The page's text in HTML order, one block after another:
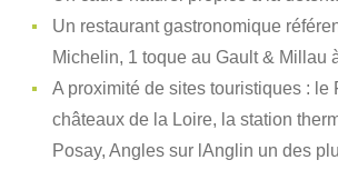
Un restaurant gastronomique
Michelin, 1 toque au Gault & Millau
A proximité de sites touristiques : le
châteaux de la Loire, la station
Posay, Angles sur lAnglin un des